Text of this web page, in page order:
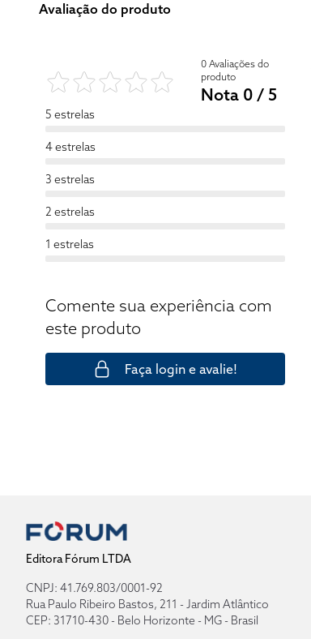
Avaliação do produto
0 Avaliações do
produto
Nota 0 / 5
5 estrelas
4 estrelas
3 estrelas
2 estrelas
1 estrelas
Comente sua experiência com
este produto
Faça login e avalie!
Editora Fórum LTDA
CNPJ: 41.769.803/0001-92
Rua Paulo Ribeiro Bastos, 211 - Jardim Atlântico
CEP: 31710-430 - Belo Horizonte - MG - Brasil